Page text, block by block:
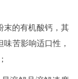
末的有机酸钙，其
味苦影响适口性，